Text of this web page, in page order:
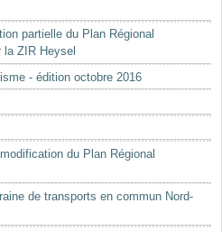
partielle du Plan Régional
la ZIR Heysel
- édition octobre 2016
du Plan Régional
de transports en commun Nord-